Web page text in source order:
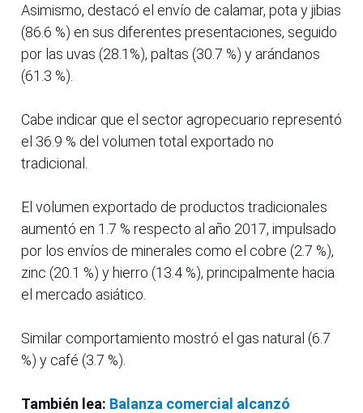
Asimismo, destacó el envío de calamar, pota y jibias
(86.6 %) en sus diferentes presentaciones, seguido
por las uvas (28.1%), paltas (30.7 %) y arándanos
(61.3 %).
Cabe indicar que el sector agropecuario representó
el 36.9 % del volumen total exportado no
tradicional.
El volumen exportado de productos tradicionales
aumentó en 1.7 % respecto al año 2017, impulsado
por los envíos de minerales como el cobre (2.7 %),
zinc (20.1 %) y hierro (13.4 %), principalmente hacia
el mercado asiático.
Similar comportamiento mostró el gas natural (6.7
%) y café (3.7 %).
También lea: Balanza comercial alcanzó